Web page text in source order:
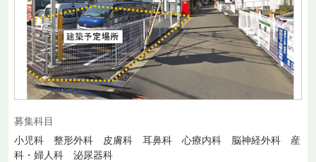
募集科目
小児科 整形外科 皮膚科 耳鼻科 心療内科 脳神経外科 産
科・婦人科 泌尿器科